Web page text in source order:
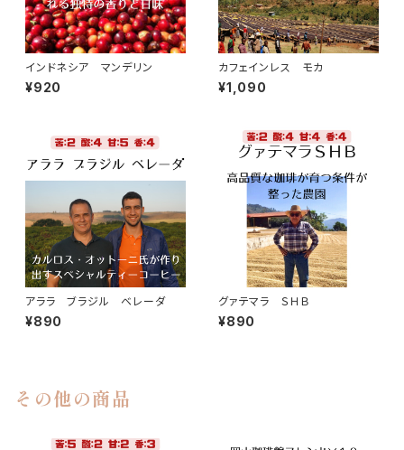
インドネシア マンデリン
¥920
カフェインレス モカ
¥1,090
アララ ブラジル ベレーダ
¥890
グァテマラ ＳＨＢ
¥890
その他の商品